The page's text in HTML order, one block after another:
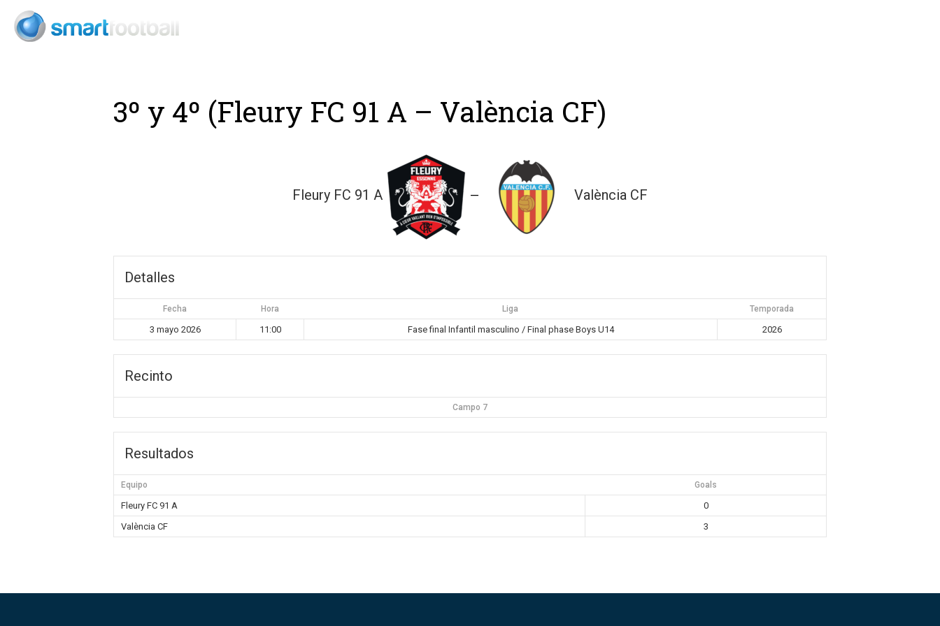
3º y 4º (Fleury FC 91 A – València CF)
Fleury FC 91 A — València CF
Detalles
Fecha Hora Liga Temporada
3 mayo 2026 11:00 Fase final Infantil masculino / Final phase Boys U14 2026
Recinto
Campo 7
Resultados
Equipo Goals
Fleury FC 91 A
0
València CF
3